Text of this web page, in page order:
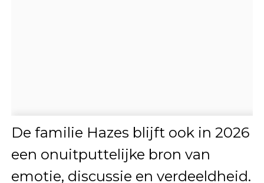
De familie Hazes blijft ook in 2026
een onuitputtelijke bron van
emotie, discussie en verdeeldheid.